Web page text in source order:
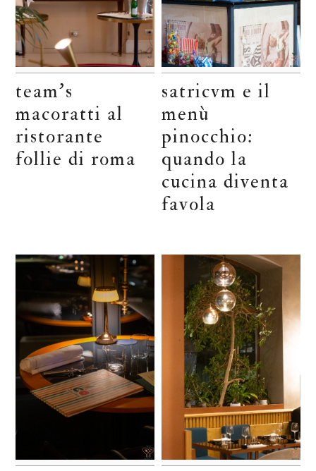
team’s
macoratti al
ristorante
follie di roma
satricvm e il
menù
pinocchio:
quando la
cucina diventa
favola